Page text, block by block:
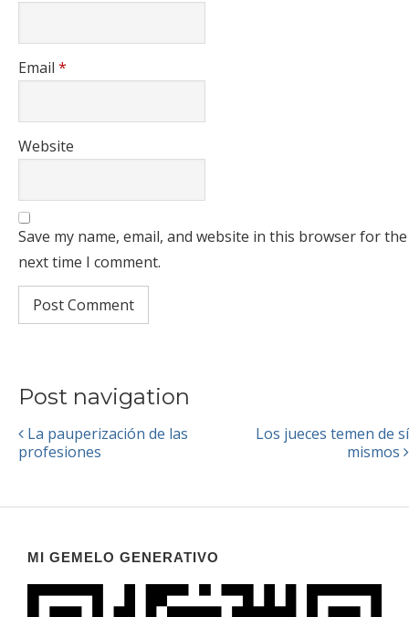
Email *
Website
Save my name, email, and website in this browser for the
next time I comment.
Post navigation
La pauperización de las
profesiones
Los jueces temen de sí
mismos
MI GEMELO GENERATIVO